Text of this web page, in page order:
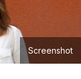
Screenshot